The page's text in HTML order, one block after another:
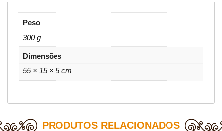
Peso
300 g
Dimensões
55 × 15 × 5 cm
PRODUTOS RELACIONADOS